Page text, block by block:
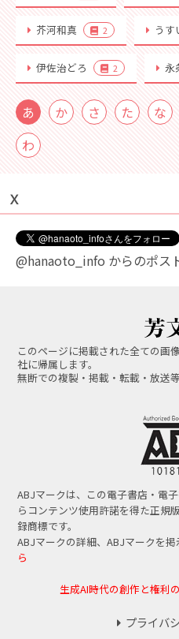
芥河和真 2 うす
伊佐治どろ 2 永
あ か さ た な
わ
Ｘ
@hanaoto_info からのポス
このページに掲載された全ての画
社に帰属します。
無断での複製・掲載・転載・放送等
ABJマークは、この電子書店・電
らコンテンツ使用許諾を得た正規
録商標です。
ABJマークの詳細、ABJマークを
ら
生成AI時代の創作と権利
プライバ